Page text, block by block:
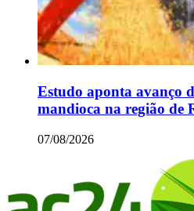
Estudo aponta avanço
mandioca na região de
07/08/2026